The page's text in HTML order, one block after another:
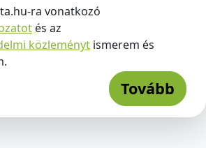
ra vonatkozó
és az
közleményt ismerem és
Tovább